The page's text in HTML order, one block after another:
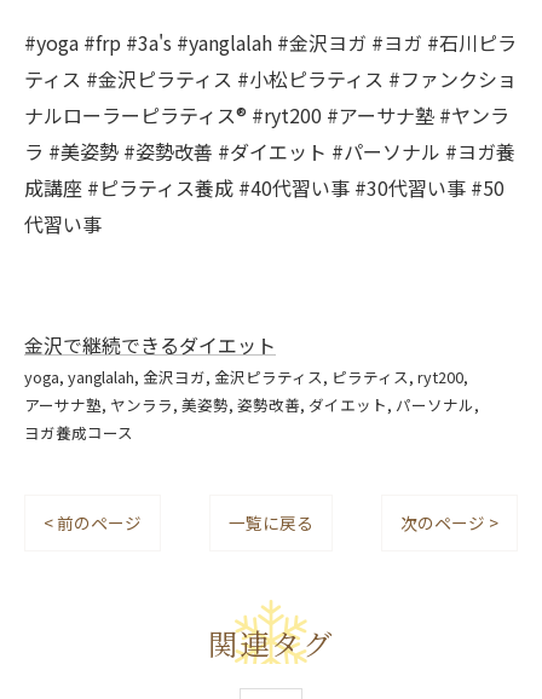
#yoga #frp #3a's #yanglalah #金沢ヨガ #ヨガ #石川ピラ
ティス #金沢ピラティス #小松ピラティス #ファンクショ
ナルローラーピラティス®︎ #ryt200 #アーサナ塾 #ヤンラ
ラ #美姿勢 #姿勢改善 #ダイエット #パーソナル #ヨガ養
成講座 #ピラティス養成 #40代習い事 #30代習い事 #50
代習い事
金沢で継続できるダイエット
yoga yanglalah 金沢ヨガ 金沢ピラティス ピラティス ryt200
アーサナ塾 ヤンララ 美姿勢 姿勢改善 ダイエット パーソナル
ヨガ養成コース
< 前のページ 一覧に戻る 次のページ >
関連タグ